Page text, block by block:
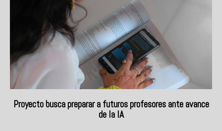
Proyecto busca preparar a futuros profesores ante avance
de la IA